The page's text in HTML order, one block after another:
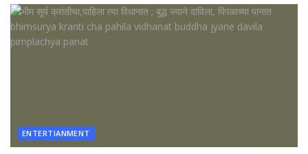
ENTERTIANMENT